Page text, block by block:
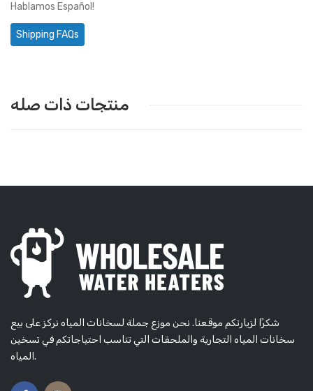
Hablamos Español!
Shipping FAQs
منتجات ذات صله
شكرًا لزيارتكم موقعنا. نحن موزع جملة لسخانات المياه نركز على بيع
سخانات المياه التجارية والملحقات التي تناسب احتياجاتكم في تسخين
المياه.